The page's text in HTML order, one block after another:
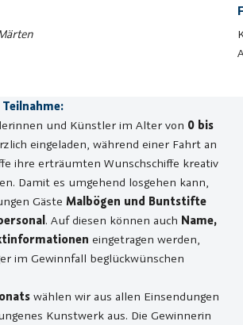
und Künstler im Alter von 0 bis
eingeladen, während einer Fahrt an
ihre erträumten Wunschschiffe kreativ
Damit es umgehend losgehen kann,
Gäste Malbögen und Buntstifte
. Auf diesen können auch Name,
eingetragen werden,
im Gewinnfall beglückwünschen
wählen wir aus allen Einsendungen
Kunstwerk aus. Die Gewinnerin